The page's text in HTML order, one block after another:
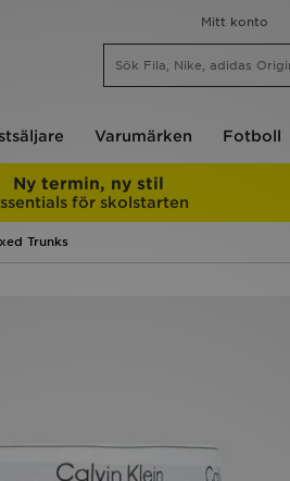
Mitt konto
Varumärken Fotboll
Ny termin, ny stil
för skolstarten
Trunks